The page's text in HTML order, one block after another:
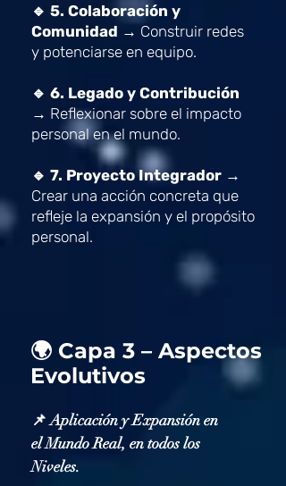
🔹 5. Colaboración y
Comunidad → Construir redes
y potenciarse en equipo.
🔹 6. Legado y Contribución
→ Reflexionar sobre el impacto
personal en el mundo.
🔹 7. Proyecto Integrador →
Crear una acción concreta que
refleje la expansión y el propósito
personal.
🌍 Capa 3 – Aspectos
Evolutivos
📌 Aplicación y Expansión en
el Mundo Real, en todos los
Niveles.